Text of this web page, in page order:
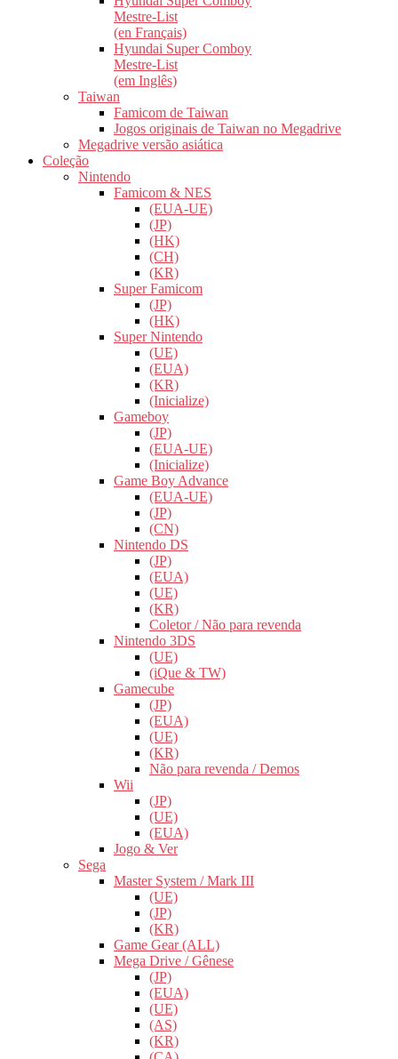
Mestre-List
(en Français)
Hyundai Super Comboy
Mestre-List
(em Inglês)
Taiwan
Famicom de Taiwan
Jogos originais de Taiwan no Megadrive
Megadrive versão asiática
Coleção
Nintendo
Famicom & NES
(EUA-UE)
(JP)
(HK)
(CH)
(KR)
Super Famicom
(JP)
(HK)
Super Nintendo
(UE)
(EUA)
(KR)
(Inicialize)
Gameboy
(JP)
(EUA-UE)
(Inicialize)
Game Boy Advance
(EUA-UE)
(JP)
(CN)
Nintendo DS
(JP)
(EUA)
(UE)
(KR)
Coletor / Não para revenda
Nintendo 3DS
(UE)
(iQue & TW)
Gamecube
(JP)
(EUA)
(UE)
(KR)
Não para revenda / Demos
Wii
(JP)
(UE)
(EUA)
Jogo & Ver
Sega
Master System / Mark III
(UE)
(JP)
(KR)
Game Gear (ALL)
Mega Drive / Gênese
(JP)
(EUA)
(UE)
(AS)
(KR)